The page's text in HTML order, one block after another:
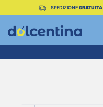
SPEDIZIONEGRATUITA